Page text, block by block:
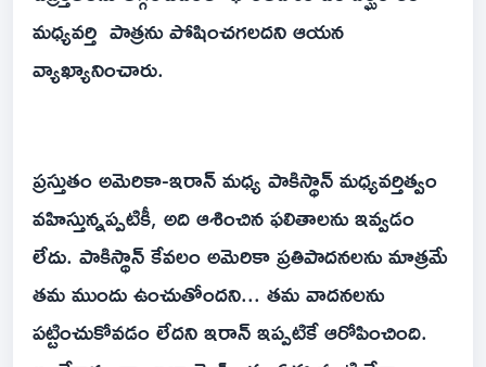
మధ్యవర్తి పాత్రను పోషించగలదని ఆయన
వ్యాఖ్యానించారు.
ప్రస్తుతం అమెరికా-ఇరాన్ మధ్య పాకిస్థాన్ మధ్యవర్తిత్వం
వహిస్తున్నప్పటికీ, అది ఆశించిన ఫలితాలను ఇవ్వడం
లేదు. పాకిస్థాన్ కేవలం అమెరికా ప్రతిపాదనలను మాత్రమే
తమ ముందు ఉంచుతోందని... తమ వాదనలను
పట్టించుకోవడం లేదని ఇరాన్ ఇప్పటికే ఆరోపించింది.